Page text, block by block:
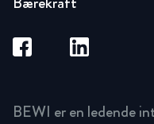
BEWI er en ledende